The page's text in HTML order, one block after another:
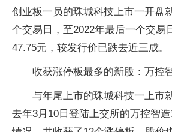
创业板一员的珠城科技上市一开盘
个交易日，至2022年最后一个交易
47.75元，较发行价已跌去近三成。
收获涨停板最多的新股：万控
与年尾上市的珠城科技一上市
去年3月10日登陆上交所的万控智